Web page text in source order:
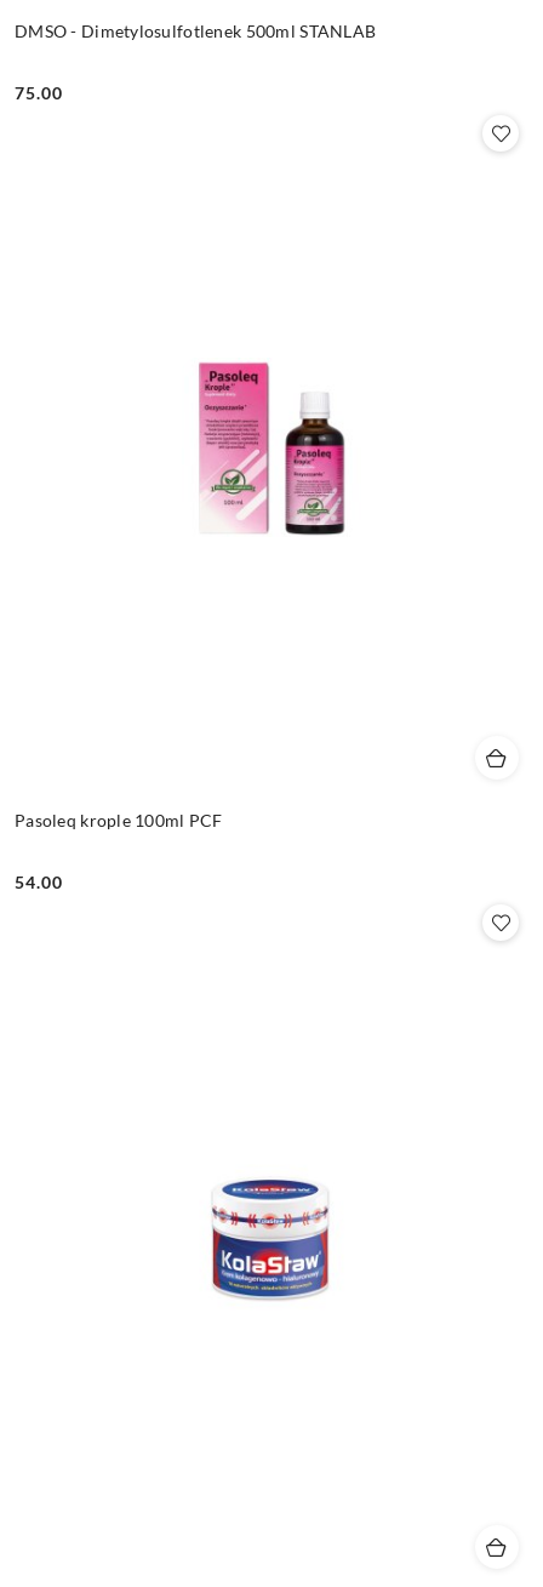
DMSO - Dimetylosulfotlenek 500ml STANLAB
Cena:
75.00
Pasoleq krople 100ml PCF
Cena:
54.00